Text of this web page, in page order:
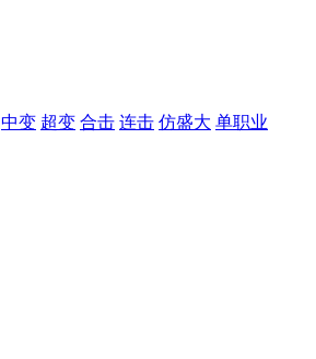
中变 超变 合击 连击 仿盛大 单职业